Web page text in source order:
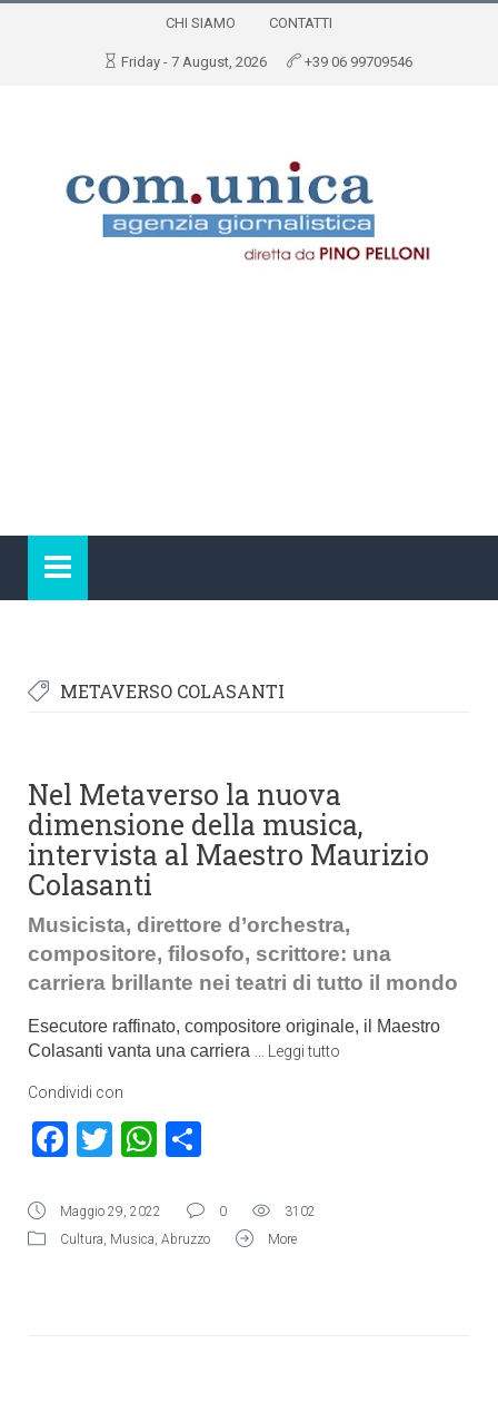
CHI SIAMO CONTATTI
Friday - 7 August, 2026 +39 06 99709546
METAVERSO COLASANTI
Nel Metaverso la nuova
dimensione della musica,
intervista al Maestro Maurizio
Colasanti
Musicista, direttore d’orchestra,
compositore, filosofo, scrittore: una
carriera brillante nei teatri di tutto il mondo
Esecutore raffinato, compositore originale, il Maestro
Colasanti vanta una carriera
Leggi tutto
Condividi con
Facebook
TwitterWhatsApp
Maggio 29, 2022 0
3102
Cultura, Musica, Abruzzo More